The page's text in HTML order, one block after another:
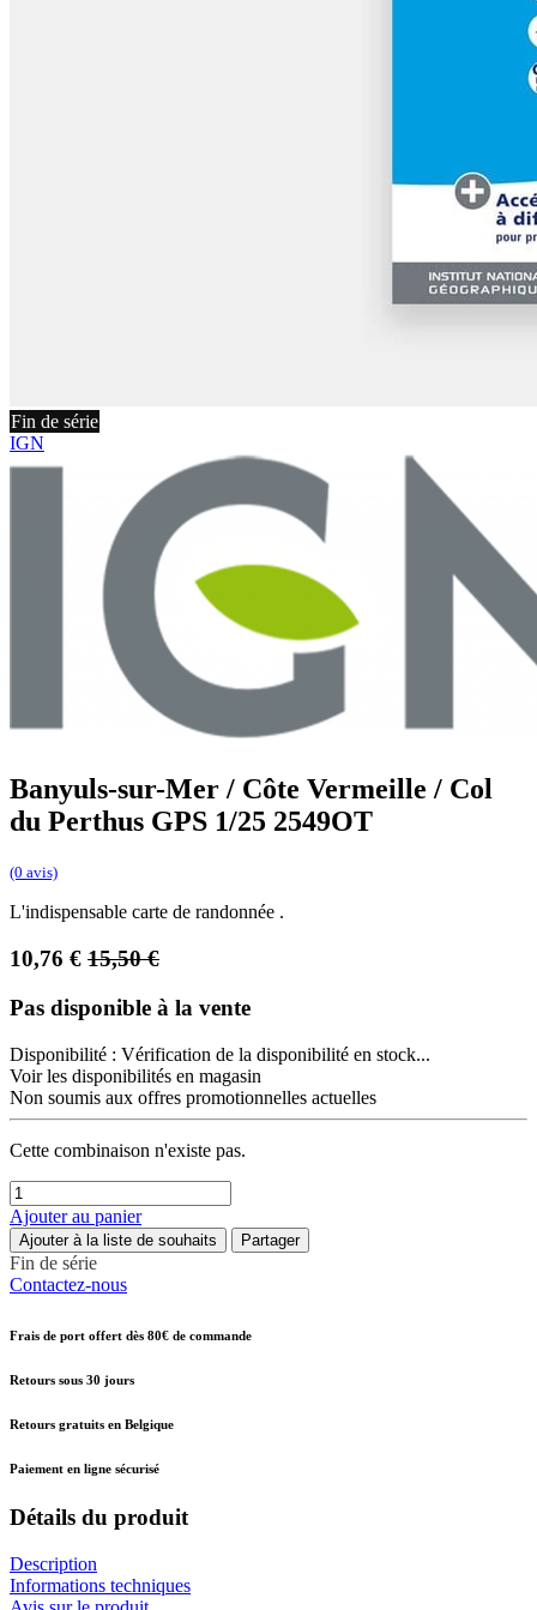
Fin de série
IGN
Banyuls-sur-Mer / Côte Vermeille / Col
du Perthus GPS 1/25 2549OT
(0 avis)
L'indispensable carte de randonnée .
10,76 € 15,50€
Pas disponible à la vente
Disponibilité : Vérification de la disponibilité en stock...
Voir les disponibilités en magasin
Non soumis aux offres promotionnelles actuelles
Cette combinaison n'existe pas.
Ajouter au panier
Ajouter à la liste de souhaits Partager
Fin de série
Contactez-nous
Frais de port offert dès 80€ de commande
Retours sous 30 jours
Retours gratuits en Belgique
Paiement en ligne sécurisé
Détails du produit
Description
Informations techniques